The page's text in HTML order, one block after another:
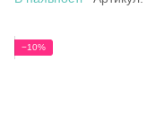
−10%